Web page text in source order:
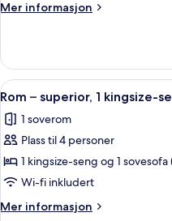
Mer informasjon
Mer
Åpne
alle
bildene
av
Rom
–
superior,
6
Rom – superior, 1 kingsize-
1 soverom
Plass til 4 personer
1 kingsize-seng og 1 sovesofa
Wi-fi inkludert
Mer informasjon
Mer